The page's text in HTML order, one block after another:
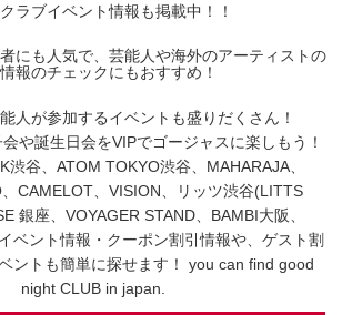
ラブイベント情報も掲載中！！
にも人気で、芸能人や海外のアーティストの
報のチェックにもおすすめ！
人が参加するイベントも盛りだくさん！
や誕生日会をVIPでゴージャスに楽しもう！
渋谷、ATOM TOKYO渋谷、MAHARAJA、
CAMELOT、VISION、リッツ渋谷(LITTS
銀座、VOYAGER STAND、BAMBI大阪、
ベント情報・クーポン割引情報や、ゲスト割
ントも簡単に探せます！ you can find good
night CLUB in japan.